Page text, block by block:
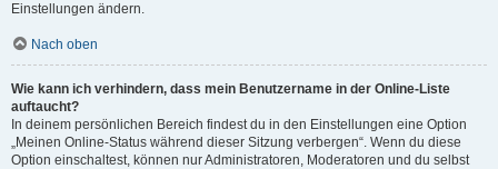
Einstellungen ändern.
Nach oben
Wie kann ich verhindern, dass mein Benutzername in der Online-Liste
auftaucht?
In deinem persönlichen Bereich findest du in den Einstellungen eine Option
„Meinen Online-Status während dieser Sitzung verbergen“. Wenn du diese
Option einschaltest, können nur Administratoren, Moderatoren und du selbst